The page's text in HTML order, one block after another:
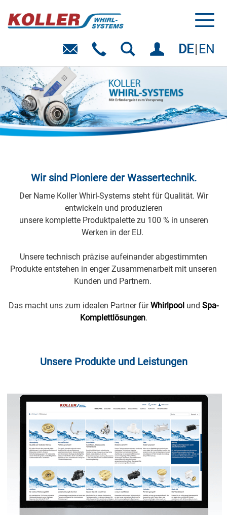
DE EN
Wir sind Pioniere der Wassertechnik.
Der Name Koller Whirl-Systems steht für Qualität. Wir
entwickeln und produzieren
unsere komplette Produktpalette zu 100 % in unseren
Werken in der EU.
Unsere technisch präzise aufeinander abgestimmten
Produkte entstehen in enger Zusammenarbeit mit unseren
Kunden und Partnern.
Das macht uns zum idealen Partner fürWhirlpool und Spa-
Komplettlösungen.
Unsere Produkte und Leistungen